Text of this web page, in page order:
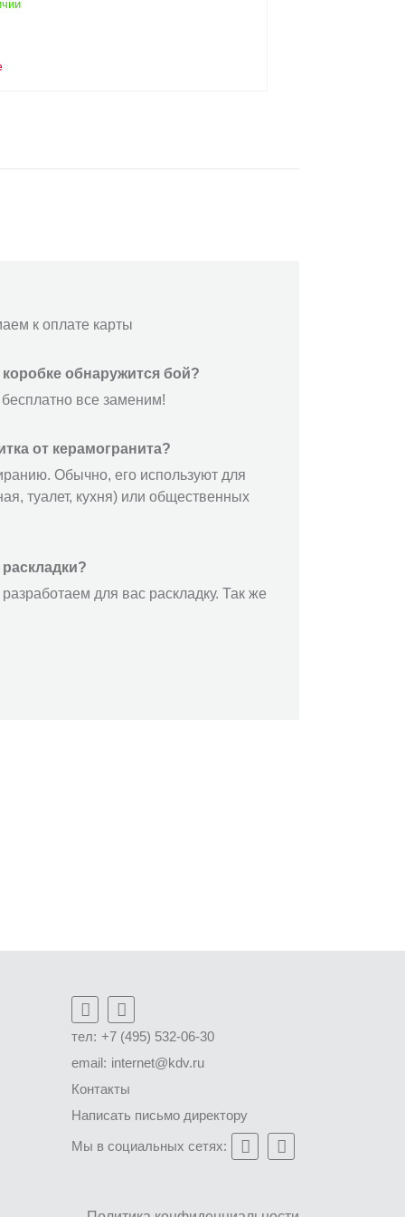
к оплате карты
обнаружится бой?
все заменим!
от керамогранита?
Обычно, его используют для
туалет, кухня) или общественных
для вас раскладку. Так же
тел: +7 (495) 532-06-30
email: internet@kdv.ru
Контакты
Написать письмо директору
Мы в социальных сетях: